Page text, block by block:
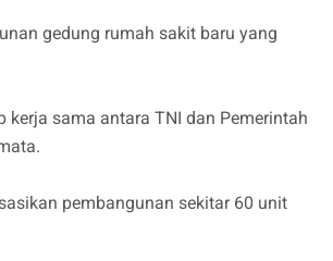
gedung rumah sakit baru yang
sama antara TNI dan Pemerintah
pembangunan sekitar 60 unit